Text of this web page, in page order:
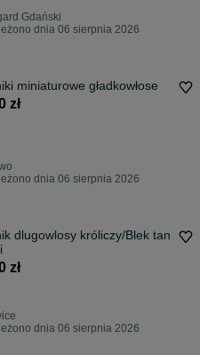
Gdański
dnia 06 sierpnia 2026
miniaturowe gładkowłose
zł
dnia 06 sierpnia 2026
króliczy/Blek tan
zł
dnia 06 sierpnia 2026